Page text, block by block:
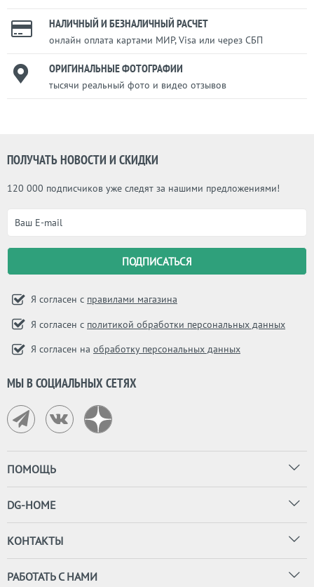
НАЛИЧНЫЙ И БЕЗНАЛИЧНЫЙ РАСЧЕТ
онлайн оплата картами МИР, Visa или через СБП
ОРИГИНАЛЬНЫЕ ФОТОГРАФИИ
тысячи реальный фото и видео отзывов
ПОЛУЧАТЬ НОВОСТИ И СКИДКИ
120 000 подписчиков уже следят за нашими предложениями!
Я согласен с правилами магазина
Я согласен с политикой обработки персональных данных
Я согласен на обработку персональных данных
МЫ В СОЦИАЛЬНЫХ СЕТЯХ
ПОМОЩЬ
DG-HOME
КОНТАКТЫ
РАБОТАТЬ С НАМИ